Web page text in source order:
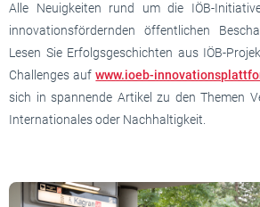
Netzwerk
Veranstaltungen
Newsletter
Alle Neuigkeiten rund um die IÖB-
innovationsfördernden öffentlichen
Lesen Sie Erfolgsgeschichten aus IÖB-
Challenges aufwww.ioeb-
sich in spannende Artikel zu den Themen
Internationales oder Nachhaltigkeit.
Auflistung der Newsbeiträge: